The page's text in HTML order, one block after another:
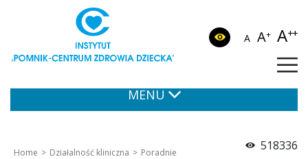
A A+ A++
MENU
Home Działalność kliniczna Poradnie 518336